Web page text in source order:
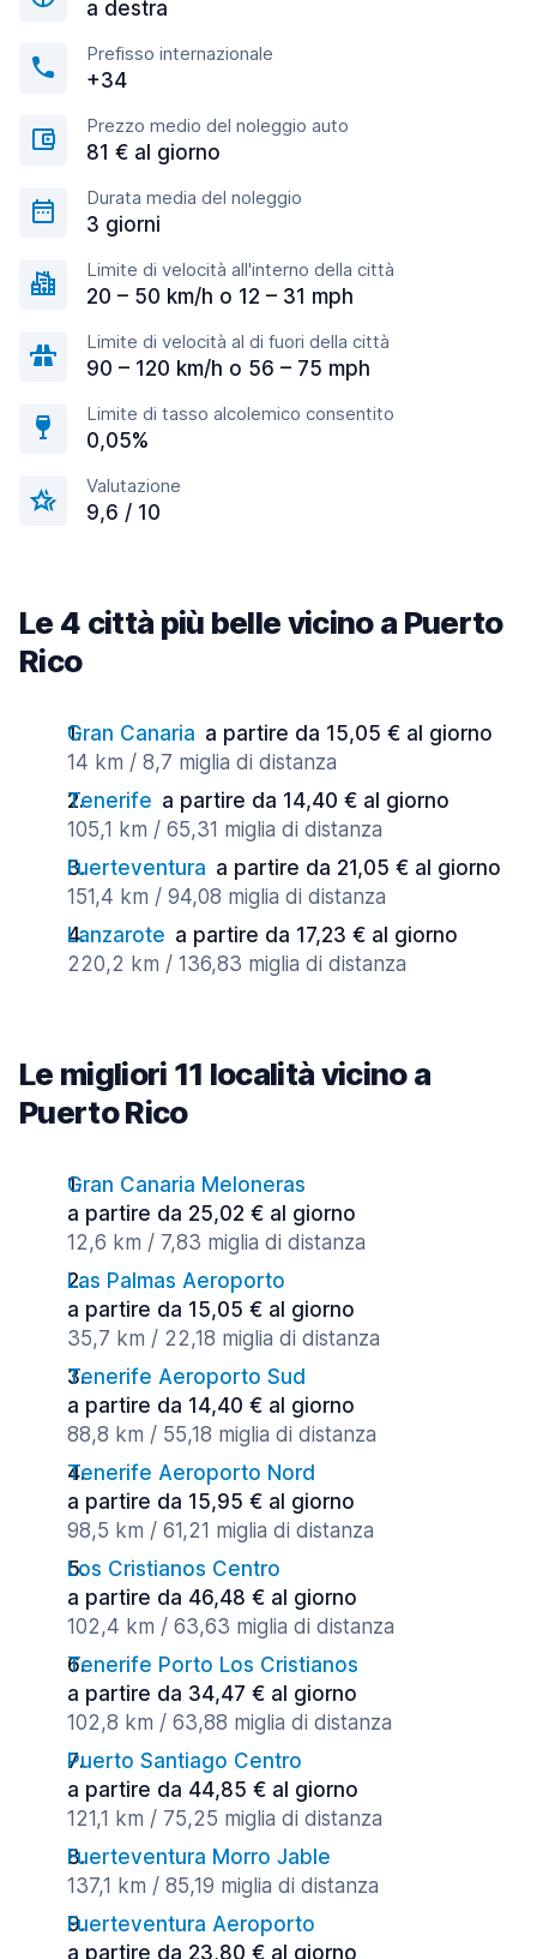
a destra
Prefisso internazionale
+34
Prezzo medio del noleggio auto
81 € al giorno
Durata media del noleggio
3 giorni
Limite di velocità all'interno della città
20 – 50 km/h o 12 – 31 mph
Limite di velocità al di fuori della città
90 – 120 km/h o 56 – 75 mph
Limite di tasso alcolemico consentito
0,05%
Valutazione
9,6 / 10
Le 4 città più belle vicino a Puerto
Rico
Gran Canaria a partire da 15,05 € al giorno
14 km / 8,7 miglia di distanza
Tenerife a partire da 14,40 € al giorno
105,1 km / 65,31 miglia di distanza
Fuerteventura a partire da 21,05 € al giorno
151,4 km / 94,08 miglia di distanza
Lanzarote a partire da 17,23 € al giorno
220,2 km / 136,83 miglia di distanza
Le migliori 11 località vicino a
Puerto Rico
Gran Canaria Meloneras
a partire da 25,02 € al giorno
12,6 km / 7,83 miglia di distanza
Las Palmas Aeroporto
a partire da 15,05 € al giorno
35,7 km / 22,18 miglia di distanza
Tenerife Aeroporto Sud
a partire da 14,40 € al giorno
88,8 km / 55,18 miglia di distanza
Tenerife Aeroporto Nord
a partire da 15,95 € al giorno
98,5 km / 61,21 miglia di distanza
Los Cristianos Centro
a partire da 46,48 € al giorno
102,4 km / 63,63 miglia di distanza
Tenerife Porto Los Cristianos
a partire da 34,47 € al giorno
102,8 km / 63,88 miglia di distanza
Puerto Santiago Centro
a partire da 44,85 € al giorno
121,1 km / 75,25 miglia di distanza
Fuerteventura Morro Jable
137,1 km / 85,19 miglia di distanza
Fuerteventura Aeroporto
a partire da 23,80 € al giorno